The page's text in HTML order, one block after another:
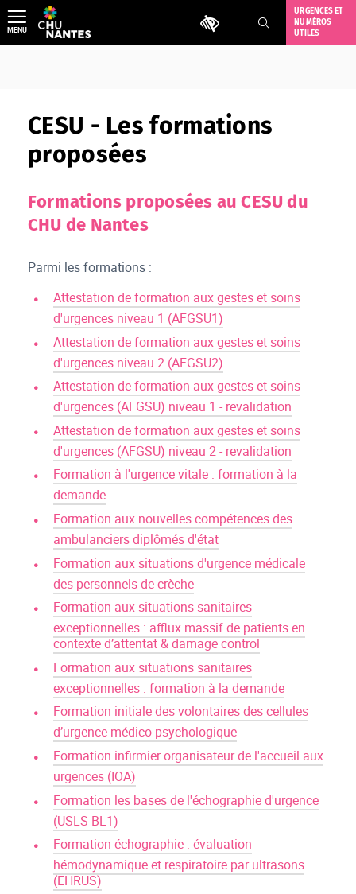
Aller
au
contenu
Outils d'accessibilité
URGENCES ET
NUMÉROS
UTILES
MENU
CESU - Les formations
proposées
Formations proposées au CESU du
CHU de Nantes
Parmi les formations :
Attestation de formation aux gestes et soins
d'urgences niveau 1 (AFGSU1)
Attestation de formation aux gestes et soins
d'urgences niveau 2 (AFGSU2)
Attestation de formation aux gestes et soins
d'urgences (AFGSU) niveau 1 - revalidation
Attestation de formation aux gestes et soins
d'urgences (AFGSU) niveau 2 - revalidation
Formation à l'urgence vitale : formation à la
demande
Formation aux nouvelles compétences des
ambulanciers diplômés d'état
Formation aux situations d'urgence médicale
des personnels de crèche
Formation aux situations sanitaires
exceptionnelles : afflux massif de patients en
contexte d’attentat & damage control
Formation aux situations sanitaires
exceptionnelles : formation à la demande
Formation initiale des volontaires des cellules
d’urgence médico-psychologique
Formation infirmier organisateur de l'accueil aux
urgences (IOA)
Formation les bases de l'échographie d'urgence
(USLS-BL1)
Formation échographie : évaluation
hémodynamique et respiratoire par ultrasons
(EHRUS)